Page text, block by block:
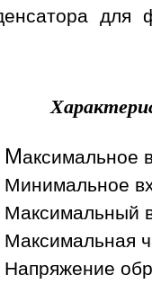
для
Максимальное
Минимальное
Максимальный
Максимальная
Напряжение